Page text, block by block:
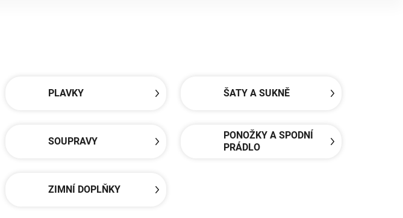
PLAVKY ŠATY A SUKNĚ
SOUPRAVY
PONOŽKY A SPODNÍ
PRÁDLO
ZIMNÍ DOPLŇKY